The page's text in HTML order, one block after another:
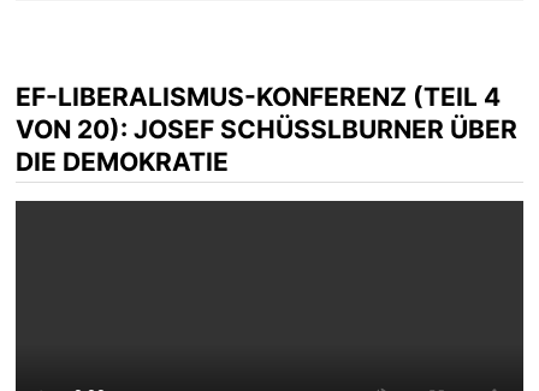
EF-LIBERALISMUS-KONFERENZ (TEIL 4
VON 20): JOSEF SCHÜSSLBURNER ÜBER D
IE DEMOKRATIE